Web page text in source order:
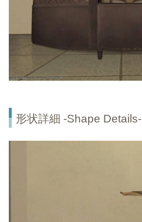
形状詳細 -Shape Details-